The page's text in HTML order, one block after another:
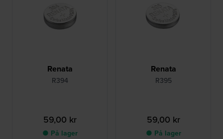
Renata
R394
59,00 kr
● På lager
Renata
R395
59,00 kr
● På lager